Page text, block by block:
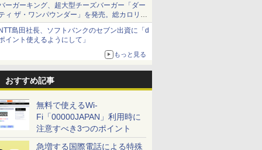
ーガーキング、超大型チーズバーガー「ダー
ィ ザ・ワンパウンダー」を発売。総カロリー
1656kcal、総重量約527g！
島田社長、ソフトバンクのセブン出資に「d
イント使えるようにして」
もっと見る
おすすめ記事
無料で使えるWi-
Fi「00000JAPAN」利用時に
注意すべき3つのポイント
急増する国際電話による特殊